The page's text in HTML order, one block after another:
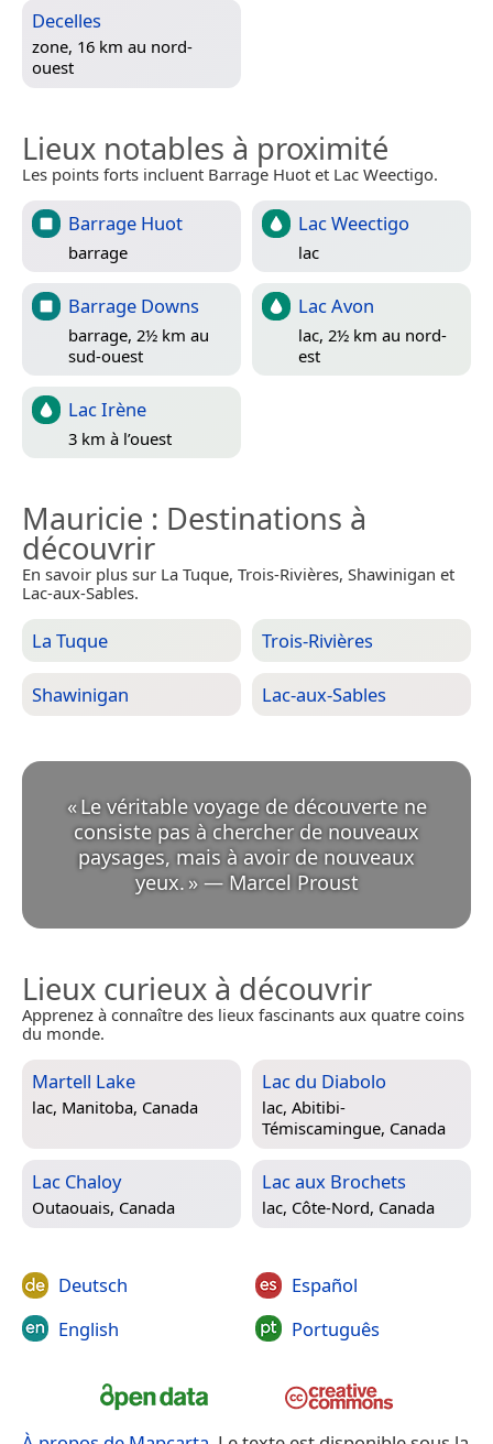
Decelles
zone, 16 km au nord-
ouest
Lieux notables à proximité
Les points forts incluent Barrage Huot et Lac Weectigo.
Barrage Huot
barrage
Lac Weectigo
lac
Barrage Downs
barrage, 2½ km au
sud-ouest
Lac Avon
lac, 2½ km au nord-
est
Lac Irène
3 km à l’ouest
Mauricie : Destinations à
découvrir
En savoir plus sur La Tuque, Trois-Rivières, Shawinigan et
Lac-aux-Sables.
La Tuque Trois-Rivières
Shawinigan Lac-aux-Sables
«Le véritable voyage de découverte ne
consiste pas à chercher de nouveaux
paysages, mais à avoir de nouveaux
yeux. » — Marcel Proust
Lieux curieux à découvrir
Apprenez à connaître des lieux fascinants aux quatre coins
du monde.
Martell Lake
lac, Manitoba, Canada
Lac du Diabolo
lac, Abitibi-
Témiscamingue, Canada
Lac Chaloy
Outaouais, Canada
Lac aux Brochets
lac, Côte-Nord, Canada
Deutsch
English
Español
Português